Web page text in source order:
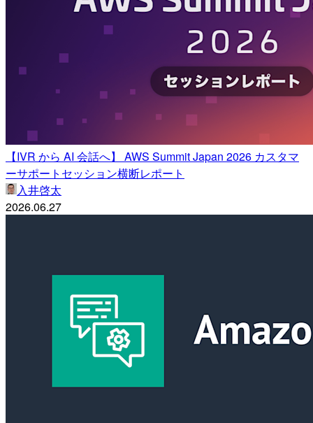
【IVR から AI 会話へ】 AWS Summit Japan 2026 カスタマ
ーサポートセッション横断レポート
入井啓太
2026.06.27